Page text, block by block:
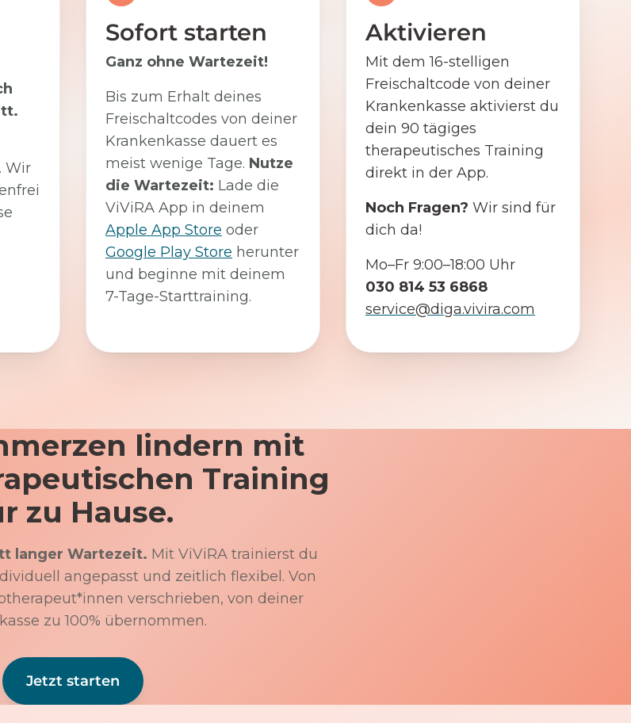
Wir
Sofort starten
Ganz ohne Wartezeit!
Bis zum Erhalt deines
Freischaltcodes von deiner
Krankenkasse dauert es
meist wenige Tage. Nutze
die Wartezeit: Lade die
ViViRA App in deinem
Apple App Store oder
Google Play Store herunter
und beginne mit deinem
7-Tage-Starttraining.
Aktivieren
Mit dem 16-stelligen
Freischaltcode von deiner
Krankenkasse aktivierst du
dein 90 tägiges
therapeutisches Training
direkt in der App.
Noch Fragen? Wir sind für
dich da!
Mo–Fr 9:00–18:00 Uhr
030 814 53 6868
service@diga.vivira.com
lindern mit
Training
zu Hause.
langer Wartezeit. Mit ViViRA trainierst du
angepasst und zeitlich flexibel. Von
verschrieben, von deiner
zu 100% übernommen.
Jetzt starten